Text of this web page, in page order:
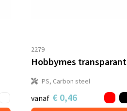
2279
Hobbymes transparant
PS, Carbon steel
vanaf € 0,46